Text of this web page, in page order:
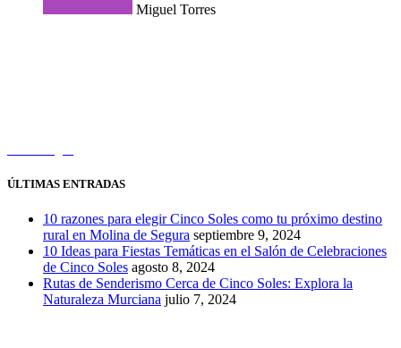
Miguel Torres
ÚLTIMAS ENTRADAS
10 razones para elegir Cinco Soles como tu próximo destino
rural en Molina de Segura septiembre 9, 2024
10 Ideas para Fiestas Temáticas en el Salón de Celebraciones
de Cinco Soles agosto 8, 2024
Rutas de Senderismo Cerca de Cinco Soles: Explora la
Naturaleza Murciana julio 7, 2024